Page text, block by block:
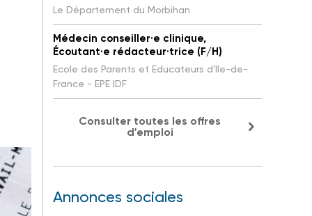
Le Département du Morbihan
Médecin conseiller·e clinique,
Écoutant·e rédacteur·trice (F/H)
Ecole des Parents et Educateurs d'Ile-de-
France - EPE IDF
Consulter toutes les offres
d'emploi
Annonces sociales